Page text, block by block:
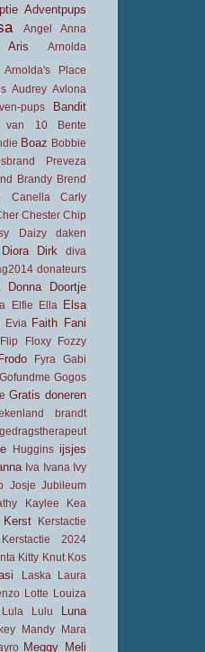
Adventpups
Angel
Anna
Aris Arnolda
Arnolda's Place
Audrey Avlona
pups Bandit
van 10
Bente
Boaz Bobbie
Preveza
Brandy Brend
Canella
Carly
Chester Chip
Daizy
daken
Diora Dirk
diva
donateurs
Donna Doortje
Elfie Ella Elsa
Evia Faith Fani
Flip Floxy
Fozzy
Frodo Fyra Gabi
Gofundme Gogos
Gratis doneren
brandt
Huggins ijsjes
Iva Ivana Ivy
Josje Jubileum
Kaylee
Kea
Kerst
Kerstactie
Kerstactie 2024
Kitty Knut Kos
Laska
Laura
Lotte
Louiza
Lula Lulu
Luna
Mandy
Mara
Meggy Meli